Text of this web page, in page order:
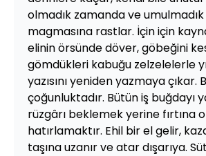
olmadık zamanda ve
magmasına rastlar. İçin için
elinin örsünde döver, göbeğini
gömdükleri kabuğu zelzelelerle
yazısını yeniden yazmaya çıkar.
çoğunluktadır. Bütün iş buğdayı
rüzgârı beklemek yerine fırtına
hatırlamaktır. Ehil bir el gelir,
taşına uzanır ve atar dışarıya.